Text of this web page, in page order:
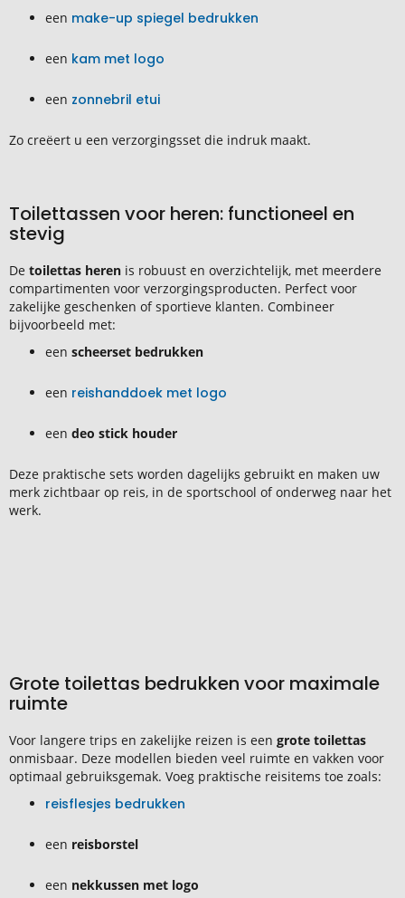
een make-up spiegel bedrukken
een kam met logo
een zonnebril etui
Zo creëert u een verzorgingsset die indruk maakt.
Toilettassen voor heren: functioneel en
stevig
De toilettas heren is robuust en overzichtelijk, met meerdere
compartimenten voor verzorgingsproducten. Perfect voor
zakelijke geschenken of sportieve klanten. Combineer
bijvoorbeeld met:
een scheerset bedrukken
een reishanddoek met logo
een deo stick houder
Deze praktische sets worden dagelijks gebruikt en maken uw
merk zichtbaar op reis, in de sportschool of onderweg naar het
werk.
Grote toilettas bedrukken voor maximale
ruimte
Voor langere trips en zakelijke reizen is een grote toilettas
onmisbaar. Deze modellen bieden veel ruimte en vakken voor
optimaal gebruiksgemak. Voeg praktische reisitems toe zoals:
reisflesjes bedrukken
een reisborstel
een nekkussen met logo